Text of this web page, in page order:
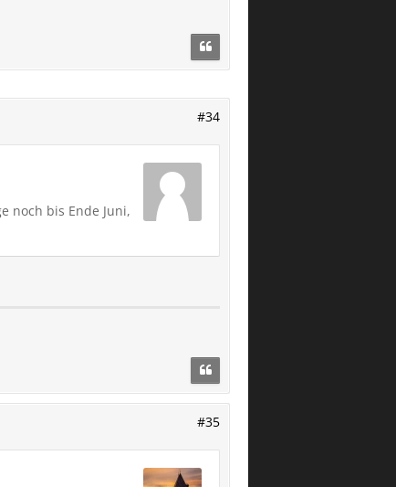
#34
noch bis Ende Juni,
#35